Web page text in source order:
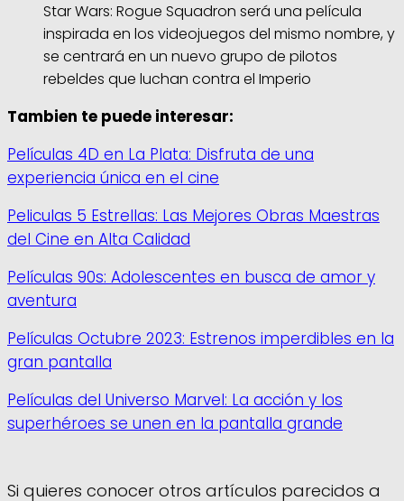
Star Wars: Rogue Squadron será una película
inspirada en los videojuegos del mismo nombre, y
se centrará en un nuevo grupo de pilotos
rebeldes que luchan contra el Imperio
Tambien te puede interesar:
Películas 4D en La Plata: Disfruta de una
experiencia única en el cine
Peliculas 5 Estrellas: Las Mejores Obras Maestras
del Cine en Alta Calidad
Películas 90s: Adolescentes en busca de amor y
aventura
Películas Octubre 2023: Estrenos imperdibles en la
gran pantalla
Películas del Universo Marvel: La acción y los
superhéroes se unen en la pantalla grande
Si quieres conocer otros artículos parecidos a